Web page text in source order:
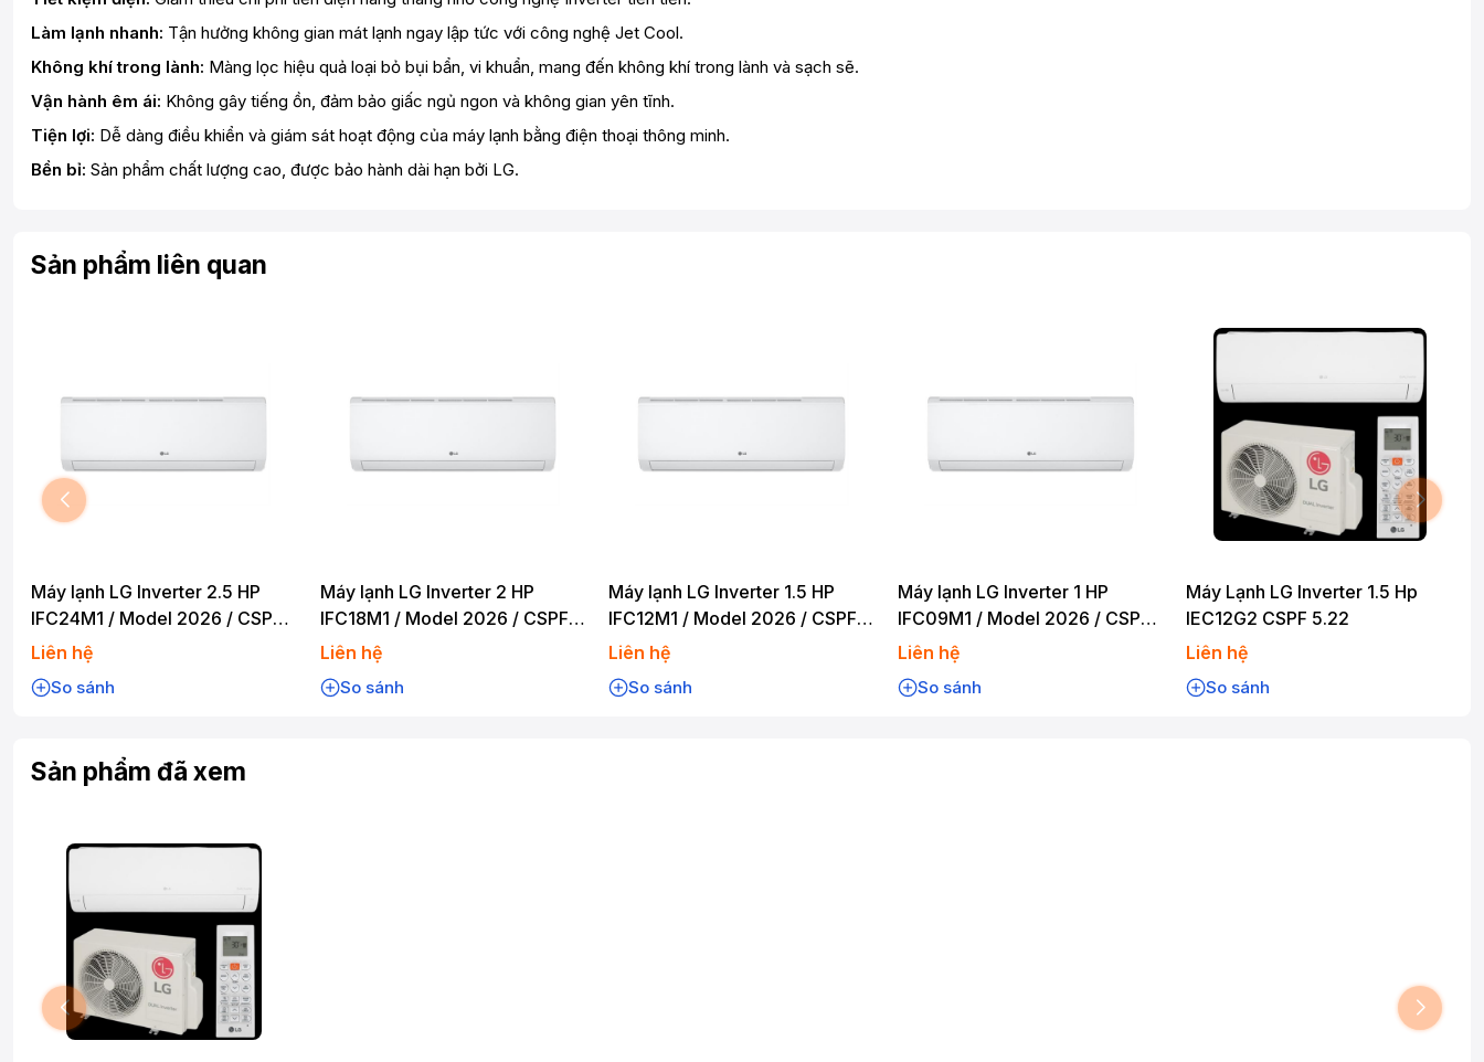
Làm lạnh nhanh: Tận hưởng không gian mát lạnh ngay lập tức với công nghệ Jet Cool.
Không khí trong lành: Màng lọc hiệu quả loại bỏ bụi bẩn, vi khuẩn, mang đến không khí trong lành và sạch sẽ.
Vận hành êm ái: Không gây tiếng ồn, đảm bảo giấc ngủ ngon và không gian yên tĩnh.
Tiện lợi: Dễ dàng điều khiển và giám sát hoạt động của máy lạnh bằng điện thoại thông minh.
Bền bỉ: Sản phẩm chất lượng cao, được bảo hành dài hạn bởi LG.
Sản phẩm liên quan
Máy lạnh LG Inverter 2.5 HP
IFC24M1 / Model 2026 / CSPF
5.0
Liên hệ
So sánh
Máy lạnh LG Inverter 2 HP
IFC18M1 / Model 2026 / CSPF
4.80
Liên hệ
So sánh
Máy lạnh LG Inverter 1.5 HP
IFC12M1 / Model 2026 / CSPF
4.30
Liên hệ
So sánh
Máy lạnh LG Inverter 1 HP
IFC09M1 / Model 2026 / CSPF
4.30
Liên hệ
So sánh
Máy Lạnh LG Inverter 1.5 Hp
IEC12G2 CSPF 5.22
Liên hệ
So sánh
Sản phẩm đã xem